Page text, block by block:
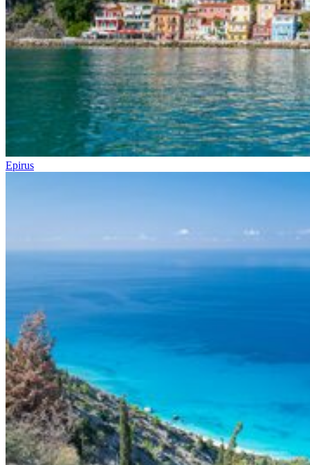
Epirus